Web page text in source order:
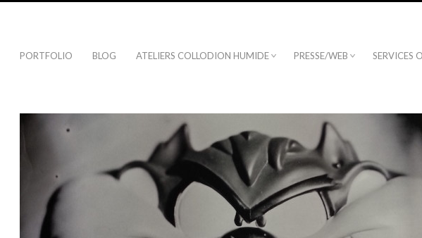
PORTFOLIO BLOG ATELIERS COLLODION HUMIDE PRESSE/WEB SERVICES